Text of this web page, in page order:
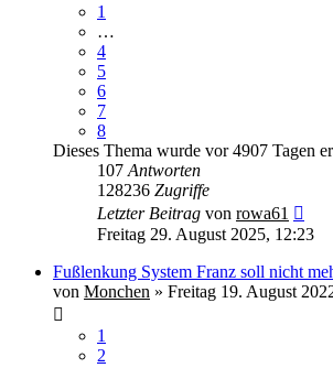
1
…
4
5
6
7
8
Dieses Thema wurde vor 4907 Tagen
107 Antworten
128236 Zugriffe
Letzter Beitrag von rowa61
Freitag 29. August 2025, 12:23
Fußlenkung System Franz soll nicht
von Monchen » Freitag 19. August
1
2